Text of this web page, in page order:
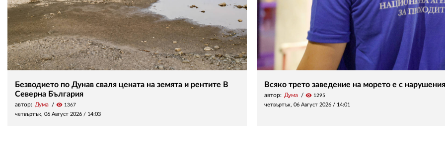
Безводието по Дунав сваля цената на земята и рентите В
Северна България
автор: Дума visibility 1367
четвъртък, 06 Август 2026 / 14:03
Всяко трето заведение на морето е с нарушения
автор: Дума visibility 1295
четвъртък, 06 Август 2026 / 14:01